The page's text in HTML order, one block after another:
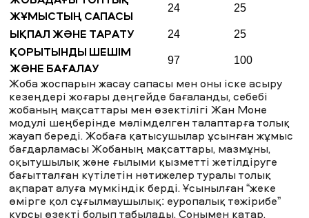
ЖҰМЫСТЫҢ САПАСЫ
24 25
ЫҚПАЛ ЖӘНЕ ТАРАТУ 24
25
ҚОРЫТЫНДЫ ШЕШІМ
ЖӘНЕ БАҒАЛАУ
97 100
Жоба жоспарын жасау сапасы мен оны іске асыру
кезеңдері жоғары деңгейде бағаланды, себебі
жобаның мақсаттары мен өзектілігі Жан Моне
модулі шеңберінде мәлімделген талаптарға толық
жауап береді. Жобаға қатысушылар ұсынған жұмыс
бағдарламасы Жобаның мақсаттары, мазмұны,
оқытушылық және ғылыми қызметті жетілдіруге
бағытталған күтілетін нәтижелер туралы толық
ақпарат алуға мүмкіндік берді. Ұсынылған “жеке
өмірге қол сұғылмаушылық: еуропалық тәжірибе”
курсы өзекті болып табылады. Сонымен қатар,